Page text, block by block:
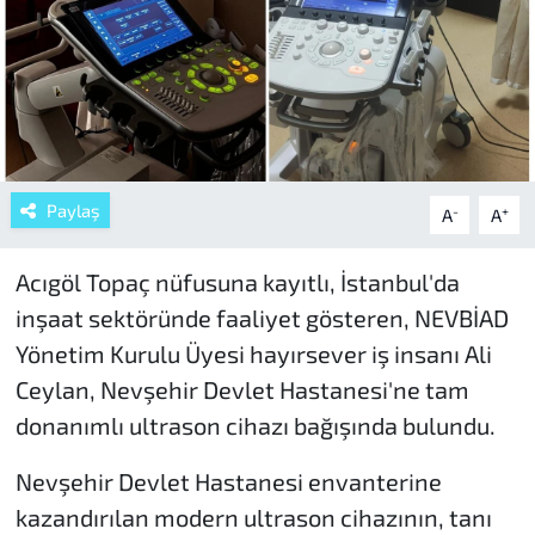
Paylaş A- A+
Acıgöl Topaç nüfusuna kayıtlı, İstanbul'da
inşaat sektöründe faaliyet gösteren, NEVBİAD
Yönetim Kurulu Üyesi hayırsever iş insanı Ali
Ceylan, Nevşehir Devlet Hastanesi'ne tam
donanımlı ultrason cihazı bağışında bulundu.
Nevşehir Devlet Hastanesi envanterine
kazandırılan modern ultrason cihazının, tanı